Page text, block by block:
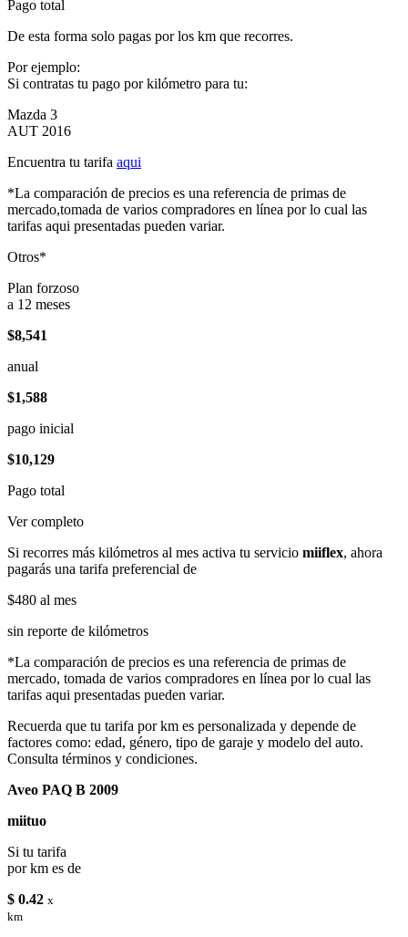
Pago total
De esta forma solo pagas por los km que recorres.
Por ejemplo:
Si contratas tu pago por kilómetro para tu:
Mazda 3
AUT 2016
Encuentra tu tarifa aqui
*La comparación de precios es una referencia de primas de
mercado,tomada de varios compradores en línea por lo cual las
tarifas aqui presentadas pueden variar.
Otros*
Plan forzoso
a 12 meses
$8,541
anual
$1,588
pago inicial
$10,129
Pago total
Ver completo
Si recorres más kilómetros al mes activa tu servicio miiflex, ahora
pagarás una tarifa preferencial de
$480 al mes
sin reporte de kilómetros
*La comparación de precios es una referencia de primas de
mercado, tomada de varios compradores en línea por lo cual las
tarifas aqui presentadas pueden variar.
Recuerda que tu tarifa por km es personalizada y depende de
factores como: edad, género, tipo de garaje y modelo del auto.
Consulta términos y condiciones.
Aveo PAQ B 2009
miituo
Si tu tarifa
por km es de
$ 0.42 x
km